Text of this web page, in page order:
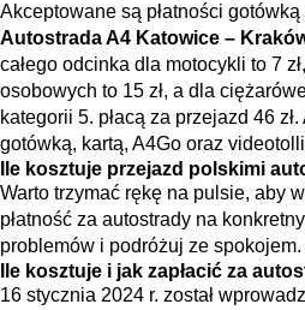
Akceptowane są płatności gotówką
Autostrada A4 Katowice –
całego odcinka dla motocykli to 7
osobowych to 15 zł, a dla
kategorii 5. płacą za przejazd 46
gotówką, kartą, A4Go oraz
Ile kosztuje przejazd polskimi
Warto trzymać rękę na pulsie, aby
płatność za autostrady na
problemów i podróżuj ze spokojem.
Ile kosztuje i jak zapłacić za
16 stycznia 2024 r. został